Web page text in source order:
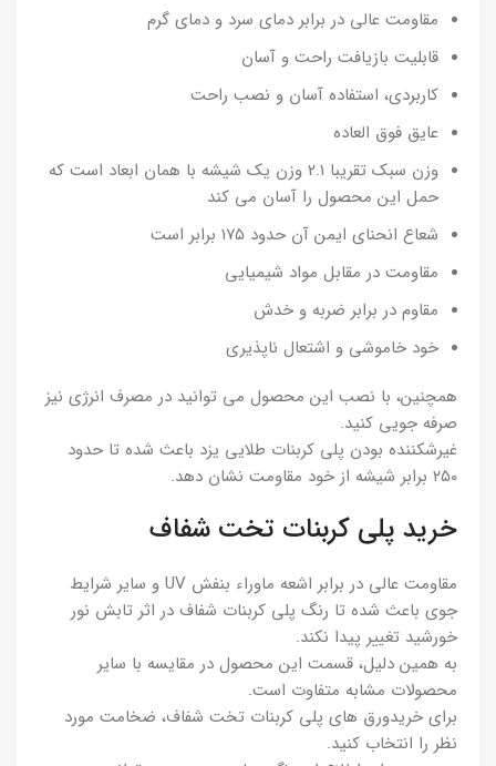
مقاومت عالی در برابر دمای سرد و دمای گرم
قابلیت بازیافت راحت و آسان
کاربردی، استفاده آسان و نصب راحت
عایق فوق العاده
وزن سبک تقریبا ۲.۱ وزن یک شیشه با همان ابعاد است که
حمل این محصول را آسان می کند
شعاع انحنای ایمن آن حدود ۱۷۵ برابر است
مقاومت در مقابل مواد شیمیایی
مقاوم در برابر ضربه و خدش
خود خاموشی و اشتعال ناپذیری
همچنین، با نصب این محصول می توانید در مصرف انرژی نیز
صرفه جویی کنید.
غیرشکننده بودن پلی کربنات طلایی یزد باعث شده تا حدود
۲۵۰ برابر شیشه از خود مقاومت نشان دهد.
خرید پلی کربنات تخت شفاف
مقاومت عالی در برابر اشعه ماوراء بنفش UV و سایر شرایط
جوی باعث شده تا رنگ پلی کربنات شفاف در اثر تابش نور
خورشید تغییر پیدا نکند.
به همین دلیل، قسمت این محصول در مقایسه با سایر
محصولات مشابه متفاوت است.
برای خریدورق های پلی کربنات تخت شفاف، ضخامت مورد
نظر را انتخاب کنید.